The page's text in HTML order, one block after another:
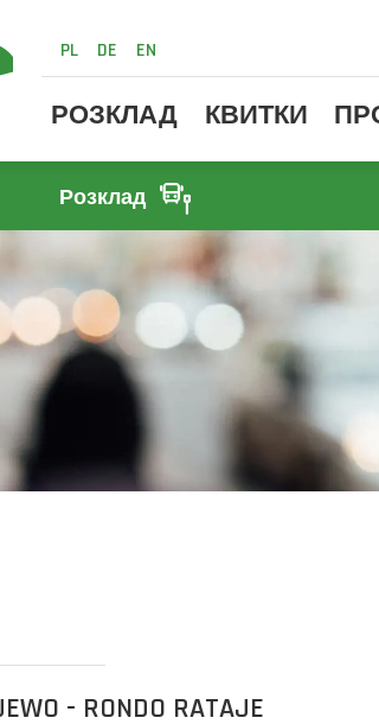
PL DE EN
РОЗКЛАД КВИТКИ
Розклад
- RONDO RATAJE